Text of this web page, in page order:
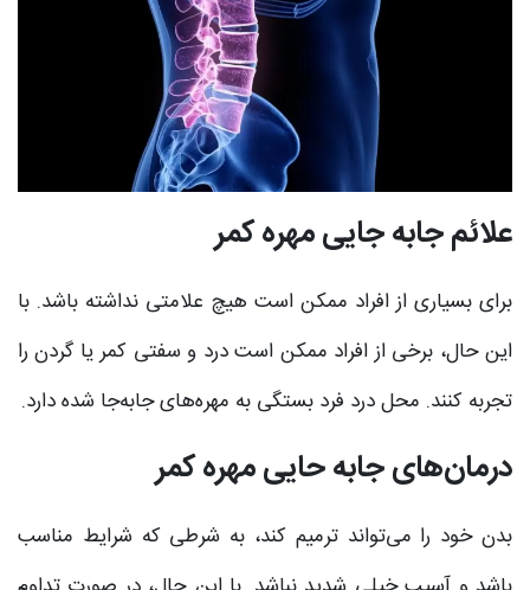
علائم جابه جایی مهره کمر
برای بسیاری از افراد ممکن است هیچ علامتی نداشته باشد. با
این حال، برخی از افراد ممکن است درد و سفتی کمر یا گردن را
تجربه کنند. محل درد فرد بستگی به مهره‌های جابه‌جا شده دارد.
درمان‌های جابه حایی مهره کمر
بدن خود را می‌تواند ترمیم کند، به شرطی که شرایط مناسب